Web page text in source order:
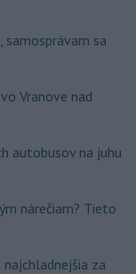
samosprávam sa
Vranove nad
autobusov na juhu
nárečiam? Tieto
najchladnejšia za